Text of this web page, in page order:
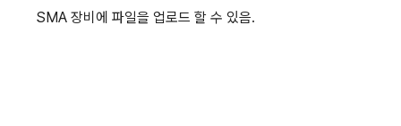
SMA 장비에 파일을 업로드 할 수 있음.